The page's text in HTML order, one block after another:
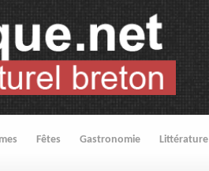
Fêtes Gastronomie Littérature